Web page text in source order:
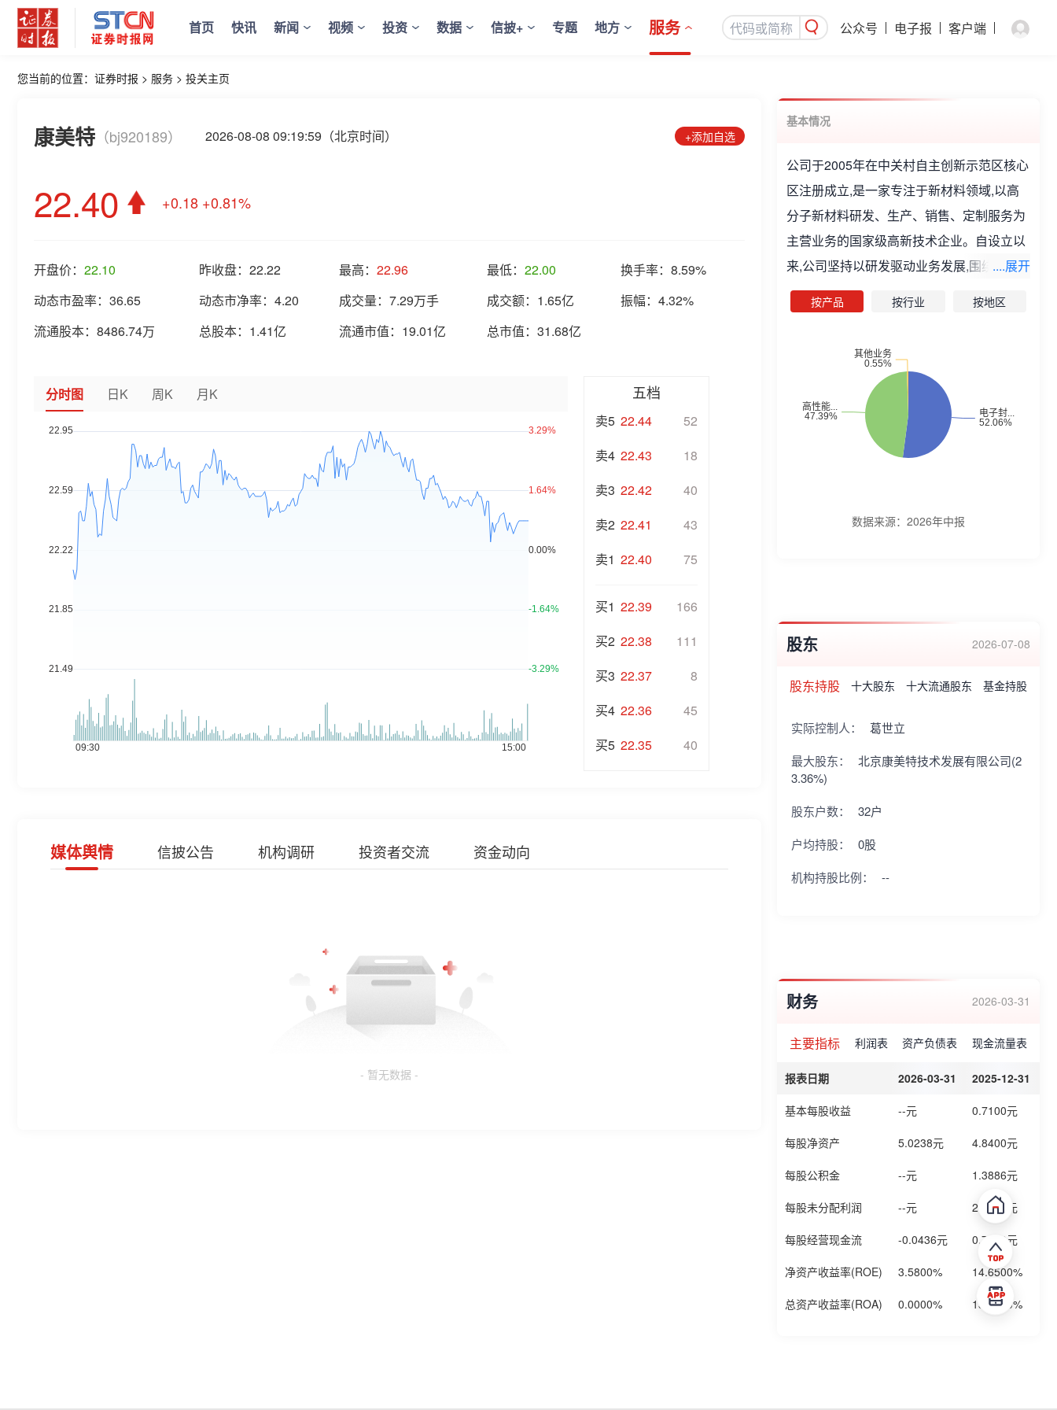
首页 快讯 新闻 视频 投资 数据 信披+ 专题 地方 服务 公众号 电子报 客户端
您当前的位置： 证券时报 > 服务 > 投关主页
康美特 （bj920189） 2026-08-08 09:19:59（北京时间） +添加自选
22.40 +0.18 +0.81%
开盘价： 22.10 昨收盘： 22.22 最高： 22.96 最低： 22.00 换手率： 8.59%
动态市盈率： 36.65 动态市净率： 4.20 成交量： 7.29万手 成交额： 1.65亿 振幅： 4.32%
流通股本： 8486.74万 总股本： 1.41亿 流通市值： 19.01亿 总市值： 31.68亿
分时图 日K 周K 月K 五档
卖5 22.44
52
卖4 22.43
18
卖3 22.42
40
卖2 22.41
43
卖1 22.40 75
买1 22.39
166
买2 22.38
111
买3 22.37
8
买4 22.36
45
买5 22.35 40
媒体舆情 信披公告 机构调研 投资者交流 资金动向
- 暂无数据 -
基本情况
公司于2005年在中关村自主创新示范区核心
区注册成立,是一家专注于新材料领域,以高
分子新材料研发、生产、销售、定制服务为
主营业务的国家级高新技术企业。自设立以
来,公司坚持以研发驱动业务发展,围绕有机
硅封装材料、环氧封装材料及改性可发性聚
苯乙烯材料三大技术平台持续进行技术突破
要产品形态为LED芯片封装用电子胶粘剂,产
品广泛应用于新型显示、半导体通用照明、
半导体专用照明、半导体器件封装及航空航
天等领域;公司高性能改性塑料的产品形态为
等易损件防护、建筑节能等领域。公司主要
....展开
按产品 按行业 按地区
数据来源： 2026年中报
股东 2026-07-08
股东持股 十大股东 十大流通股东 基金持股
实际控制人：
葛世立
最大股东：
北京康美特技术发展有限公司(2
3.36%)
股东户数：
32户
户均持股：
0股
机构持股比例：
--
财务 2026-03-31
主要指标 利润表 资产负债表 现金流量表
报表日期 2026-03-31 2025-12-31
基本每股收益 --元 0.7100元
每股净资产 5.0238元 4.8400元
每股公积金 --元 1.3886元
每股未分配利润 --元 2.3152元
每股经营现金流 -0.0436元 0.7700元
净资产收益率(ROE) 3.5800% 14.6500%
总资产收益率(ROA) 0.0000% 13.1000%